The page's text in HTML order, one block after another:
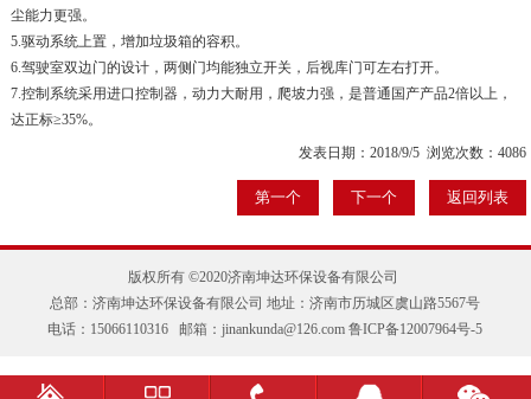
尘能力更强。
5.驱动系统上置，增加垃圾箱的容积。
6.驾驶室双边门的设计，两侧门均能独立开关，后视库门可左右打开。
7.控制系统采用进口控制器，动力大耐用，爬坡力强，是普通国产产品2倍以上，
达正标≥35%。
发表日期：2018/9/5 浏览次数：4086
第一个 下一个 返回列表
版权所有 ©2020济南坤达环保设备有限公司
总部：济南坤达环保设备有限公司 地址：济南市历城区虞山路5567号
电话：15066110316 邮箱：jinankunda@126.com鲁ICP备12007964号-5